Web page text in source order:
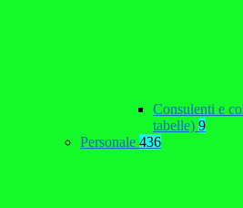
Consulenti e
tabelle) 9
Personale 436